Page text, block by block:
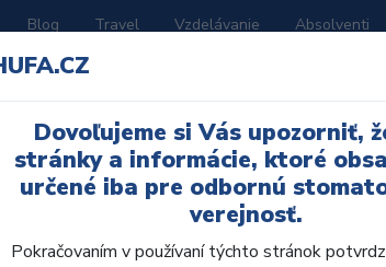
Blog Travel Vzdelávanie Absolventi
I38-D37, C3
Dovoľujeme si Vás upozorniť,
stránky a informácie, ktoré
určené iba pre odbornú
verejnosť.
Pokračovaním v používaní týchto stránok